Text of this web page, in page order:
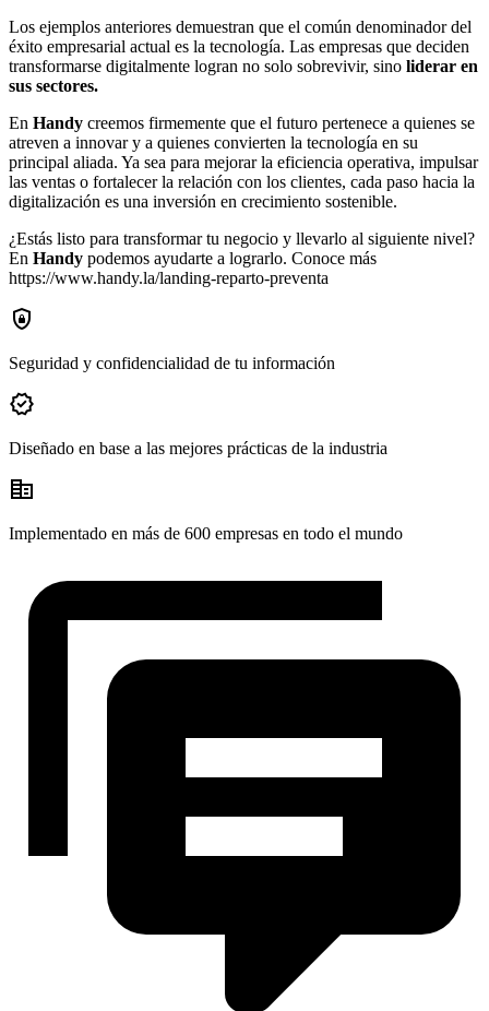
Los ejemplos anteriores demuestran que el común denominador del
éxito empresarial actual es la tecnología. Las empresas que deciden
transformarse digitalmente logran no solo sobrevivir, sino liderar en
sus sectores.
En Handy creemos firmemente que el futuro pertenece a quienes se
atreven a innovar y a quienes convierten la tecnología en su
principal aliada. Ya sea para mejorar la eficiencia operativa, impulsar
las ventas o fortalecer la relación con los clientes, cada paso hacia la
digitalización es una inversión en crecimiento sostenible.
¿Estás listo para transformar tu negocio y llevarlo al siguiente nivel?
En Handy podemos ayudarte a lograrlo. Conoce más
https://www.handy.la/landing-reparto-preventa
shield_lock
Seguridad y confidencialidad de tu información
verified
Diseñado en base a las mejores prácticas de la industria
corporate_fare
Implementado en más de 600 empresas en todo el mundo